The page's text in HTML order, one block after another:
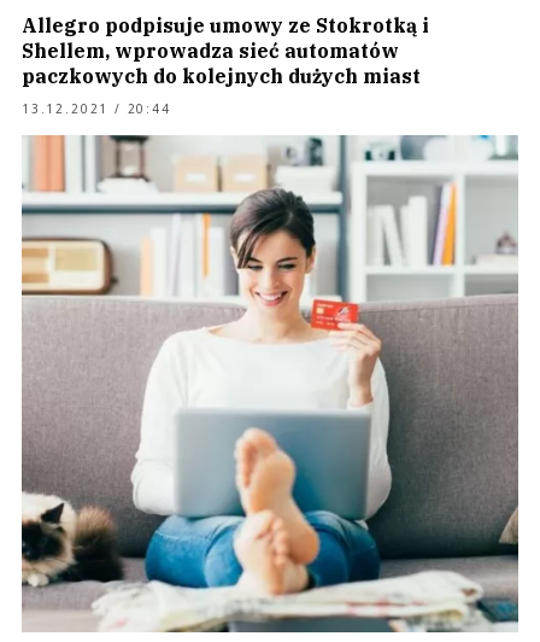
Allegro podpisuje umowy ze Stokrotką i
Shellem, wprowadza sieć automatów
paczkowych do kolejnych dużych miast
13.12.2021 / 20:44